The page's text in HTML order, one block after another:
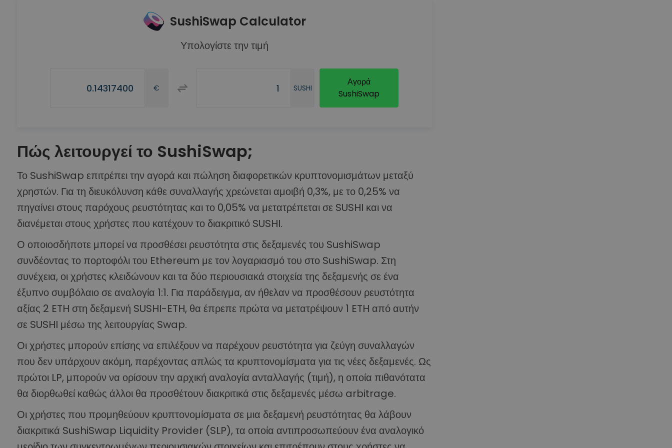
SushiSwap Calculator
Υπολογίστε την τιμή
€ SUSHI
Αγορά
SushiSwap
Πώς λειτουργεί το SushiSwap;
Το SushiSwap επιτρέπει την αγορά και πώληση διαφορετικών κρυπτονομισμάτων μεταξύ
χρηστών. Για τη διευκόλυνση κάθε συναλλαγής χρεώνεται αμοιβή 0,3%, με το 0,25% να
πηγαίνει στους παρόχους ρευστότητας και το 0,05% να μετατρέπεται σε SUSHI και να
διανέμεται στους χρήστες που κατέχουν το διακριτικό SUSHI.
Ο οποιοσδήποτε μπορεί να προσθέσει ρευστότητα στις δεξαμενές του SushiSwap
συνδέοντας το πορτοφόλι του Ethereum με τον λογαριασμό του στο SushiSwap. Στη
συνέχεια, οι χρήστες κλειδώνουν και τα δύο περιουσιακά στοιχεία της δεξαμενής σε ένα
έξυπνο συμβόλαιο σε αναλογία 1:1. Για παράδειγμα, αν ήθελαν να προσθέσουν ρευστότητα
αξίας 2 ETH στη δεξαμενή SUSHI-ETH, θα έπρεπε πρώτα να μετατρέψουν 1 ETH από αυτήν
σε SUSHI μέσω της λειτουργίας Swap.
Οι χρήστες μπορούν επίσης να επιλέξουν να παρέχουν ρευστότητα για ζεύγη συναλλαγών
που δεν υπάρχουν ακόμη, παρέχοντας απλώς τα κρυπτονομίσματα για τις νέες δεξαμενές. Ως
πρώτοι LP, μπορούν να ορίσουν την αρχική αναλογία ανταλλαγής (τιμή), η οποία πιθανότατα
θα διορθωθεί καθώς άλλοι θα προσθέτουν διακριτικά στις δεξαμενές μέσω arbitrage.
Οι χρήστες που προμηθεύουν κρυπτονομίσματα σε μια δεξαμενή ρευστότητας θα λάβουν
διακριτικά SushiSwap Liquidity Provider (SLP), τα οποία αντιπροσωπεύουν ένα αναλογικό